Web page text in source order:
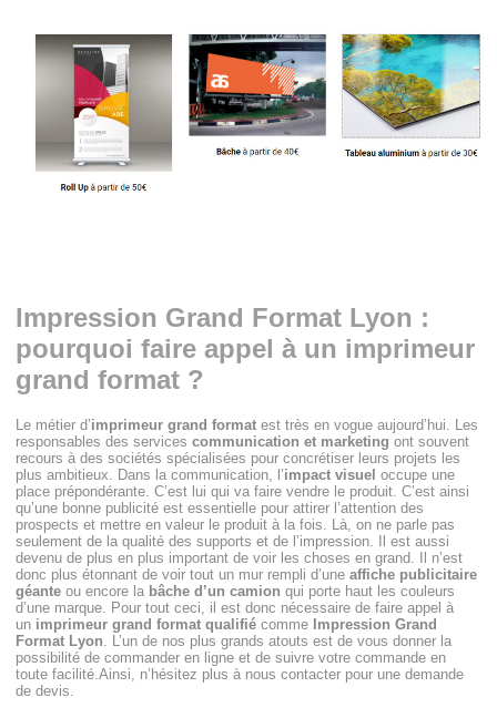
Impression Grand Format Lyon :
pourquoi faire appel à un imprimeur
grand format ?
Le métier d’imprimeur grand format est très en vogue aujourd’hui. Les
responsables des servicescommunication et marketing ont souvent
recours à des sociétés spécialisées pour concrétiser leurs projets les
plus ambitieux. Dans la communication, l’impact visuel occupe une
place prépondérante. C’est lui qui va faire vendre le produit. C’est ainsi
qu’une bonne publicité est essentielle pour attirer l’attention des
prospects et mettre en valeur le produit à la fois. Là, on ne parle pas
seulement de la qualité des supports et de l’impression. Il est aussi
devenu de plus en plus important de voir les choses en grand. Il n’est
donc plus étonnant de voir tout un mur rempli d’uneaffiche publicitaire
géante ou encore la bâche d’un camion qui porte haut les couleurs
d’une marque. Pour tout ceci, il est donc nécessaire de faire appel à
un imprimeur grand format qualifié comme Impression Grand
Format Lyon . L’un de nos plus grands atouts est de vous donner la
possibilité de commander en ligne et de suivre votre commande en
toute facilité.Ainsi, n’hésitez plus à nous contacter pour une demande
de devis.